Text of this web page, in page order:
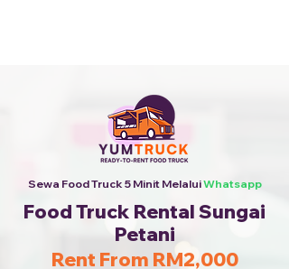
Sewa Food Truck 5 Minit MelaluiWhatsapp
Food Truck Rental Sungai
Petani
Rent From RM2,000